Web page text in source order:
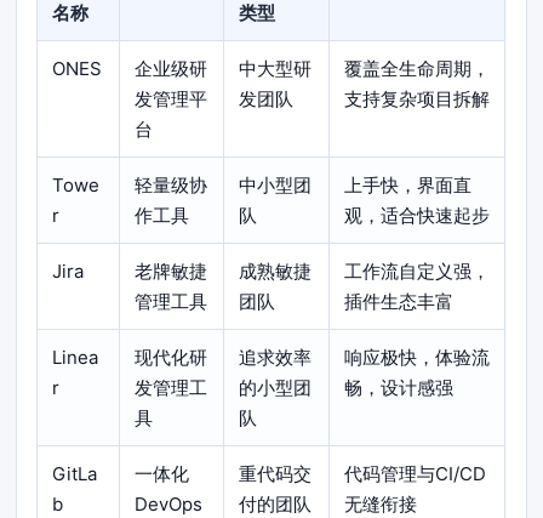
名称
类型
ONES
企业级研
发管理平
台
中大型研
发团队
覆盖全生命周期，
支持复杂项目拆解
Towe
r
轻量级协
作工具
中小型团
队
上手快，界面直
观，适合快速起步
Jira
老牌敏捷
管理工具
成熟敏捷
团队
工作流自定义强，
插件生态丰富
Linea
r
现代化研
发管理工
具
追求效率
的小型团
队
响应极快，体验流
畅，设计感强
GitLa
b
一体化
DevOps
重代码交
付的团队
代码管理与CI/CD
无缝衔接